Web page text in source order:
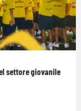
settore giovanile